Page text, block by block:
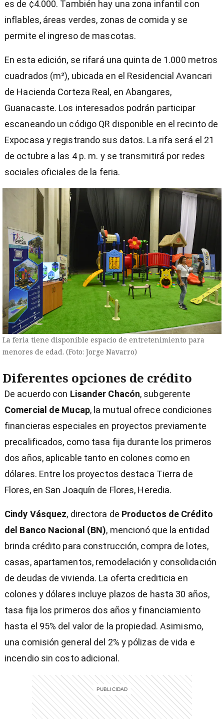
es de ¢4.000. También hay una zona infantil con
inflables, áreas verdes, zonas de comida y se
permite el ingreso de mascotas.
En esta edición, se rifará una quinta de 1.000 metros
cuadrados (m²), ubicada en el Residencial Avancari
de Hacienda Corteza Real, en Abangares,
Guanacaste. Los interesados podrán participar
escaneando un código QR disponible en el recinto de
Expocasa y registrando sus datos. La rifa será el 21
de octubre a las 4 p. m. y se transmitirá por redes
sociales oficiales de la feria.
La feria tiene disponible espacio de entretenimiento para
menores de edad. (Foto: Jorge Navarro)
Diferentes opciones de crédito
De acuerdo con Lisander Chacón, subgerente
Comercial de Mucap, la mutual ofrece condiciones
financieras especiales en proyectos previamente
precalificados, como tasa fija durante los primeros
dos años, aplicable tanto en colones como en
dólares. Entre los proyectos destaca Tierra de
Flores, en San Joaquín de Flores, Heredia.
Cindy Vásquez, directora de Productos de Crédito
del Banco Nacional (BN), mencionó que la entidad
brinda crédito para construcción, compra de lotes,
casas, apartamentos, remodelación y consolidación
de deudas de vivienda. La oferta crediticia en
colones y dólares incluye plazos de hasta 30 años,
tasa fija los primeros dos años y financiamiento
hasta el 95% del valor de la propiedad. Asimismo,
una comisión general del 2% y pólizas de vida e
incendio sin costo adicional.